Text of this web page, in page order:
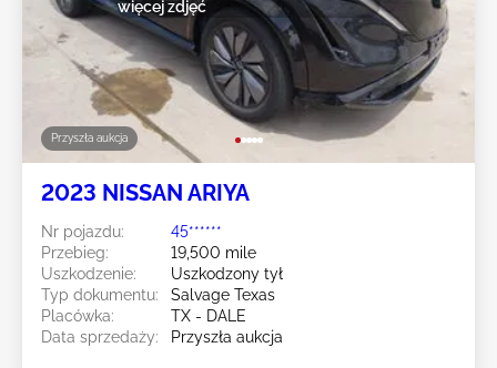
Przyszła aukcja
więcej zdjęć
2023 NISSAN ARIYA
Nr pojazdu:
45******
Przebieg:
19,500 mile
Uszkodzenie:
Uszkodzony tył
Typ dokumentu:
Salvage Texas
Placówka:
TX - DALE
Data sprzedaży:
Przyszła aukcja